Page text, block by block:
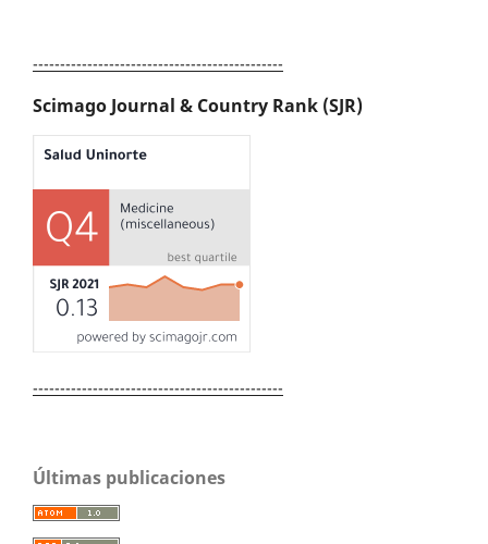
----------------------------------------------
Scimago Journal & Country Rank (SJR)
----------------------------------------------
Últimas publicaciones